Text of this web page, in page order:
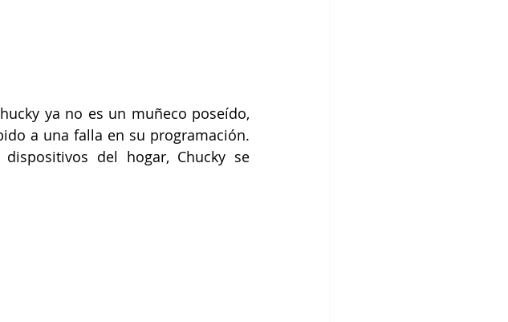
ya no es un muñeco poseído,
a una falla en su programación.
del hogar, Chucky se